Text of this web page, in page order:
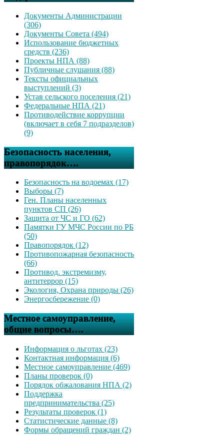
Документы Администрации
(306)
Документы Совета (494)
Использование бюджетных
средств (236)
Проекты НПА (88)
Публичные слушания (88)
Тексты официальных
выступлений (3)
Устав сельского поселения (21)
Федеральные НПА (21)
Противодействие коррупции
(включает в себя 7 подразделов)
(9)
Безопасность населения,
правопорядок….
Безопасность на водоемах (17)
Выборы (7)
Ген. Планы населенных
пунктов СП (26)
Защита от ЧС и ГО (62)
Памятки ГУ МЧС России по РБ
(50)
Правопорядок (12)
Противопожарная безопасность
(66)
Противод. экстремизму,
антитеррор (15)
Экология, Охрана природы (26)
Энергосбережение (0)
Местное самоуправление,
общие вопросы….
Информация о льготах (23)
Контактная информация (6)
Местное самоуправление (469)
Планы проверок (0)
Порядок обжалования НПА (2)
Поддержка
предпринимательства (25)
Результаты проверок (1)
Статистические данные (8)
Формы обращений граждан (2)